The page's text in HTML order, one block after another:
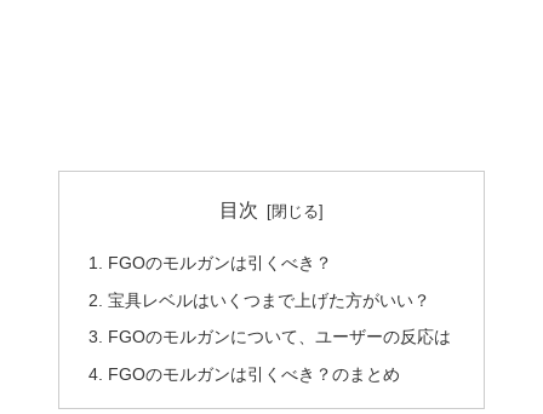
目次
FGOのモルガンは引くべき？
宝具レベルはいくつまで上げた方がいい？
FGOのモルガンについて、ユーザーの反応は
FGOのモルガンは引くべき？のまとめ